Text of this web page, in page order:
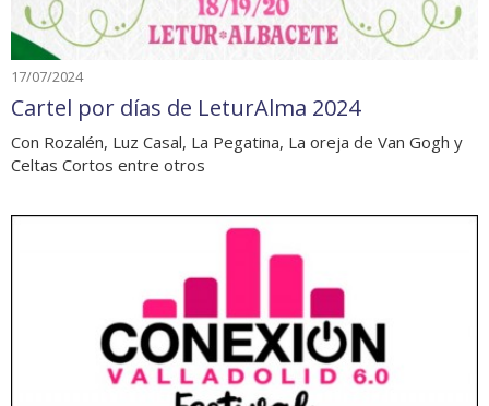
17/07/2024
Cartel por días de LeturAlma 2024
Con Rozalén, Luz Casal, La Pegatina, La oreja de Van Gogh y
Celtas Cortos entre otros